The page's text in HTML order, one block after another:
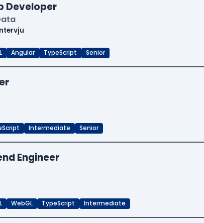
Developer
Angular TypeScript Senior
Intermediate Senior
Engineer
WebGL TypeScript Intermediate